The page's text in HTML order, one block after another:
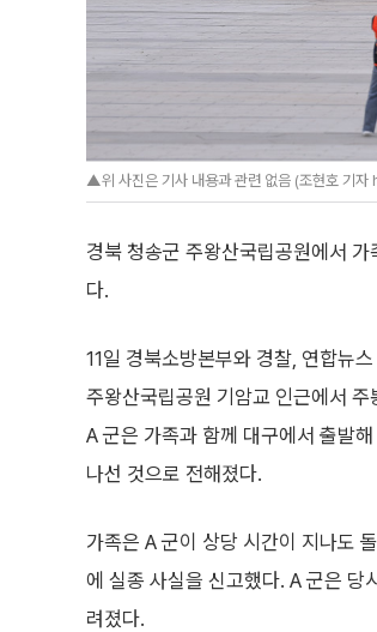
▲위 사진은 기사 내용과 관련 없음 (조현호 기
경북 청송군 주왕산국립공원에서
다.
11일 경북소방본부와 경찰, 연합뉴
주왕산국립공원 기암교 인근에서
A 군은 가족과 함께 대구에서 출발
나선 것으로 전해졌다.
가족은 A 군이 상당 시간이 지나도
에 실종 사실을 신고했다. A 군은 당
려졌다.